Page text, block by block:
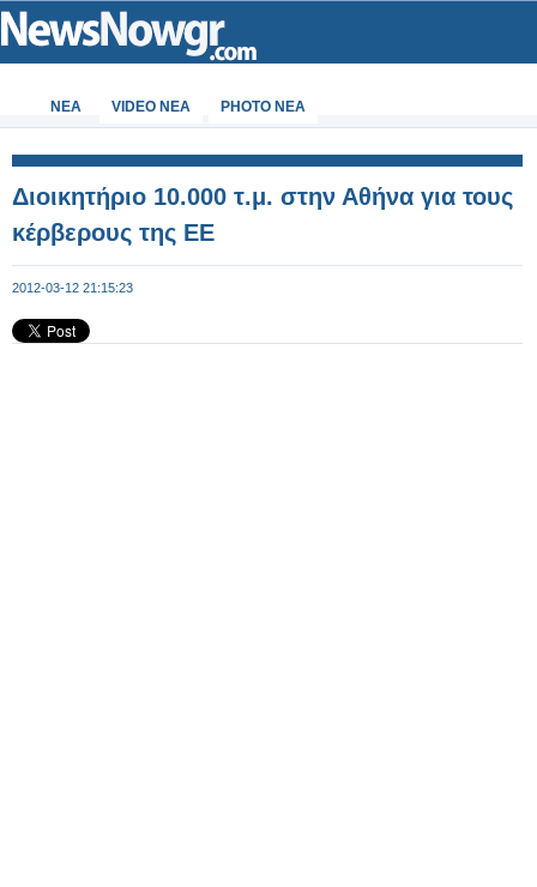
ΝΕΑ VIDEO NEA PHOTO NEA
Διοικητήριο 10.000 τ.μ. στην Αθήνα για τους
κέρβερους της ΕΕ
2012-03-12 21:15:23